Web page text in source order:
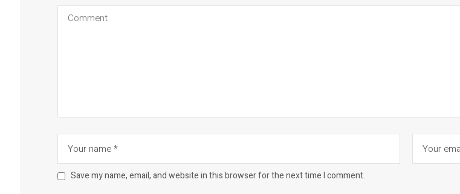
Save my name, email, and website in this browser for the next time I comment.